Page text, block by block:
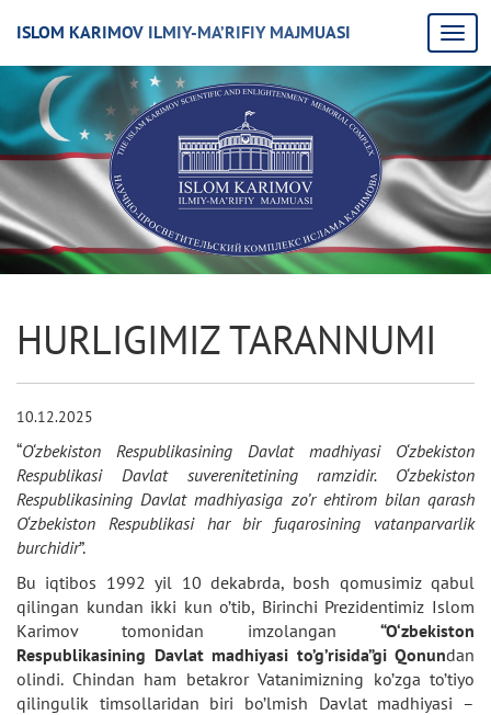
ISLOM KARIMOV ILMIY-MA’RIFIY MAJMUASI
HURLIGIMIZ TARANNUMI
10.12.2025
“O‘zbekiston Respublikasining Davlat madhiyasi O‘zbekiston
Respublikasi Davlat suverenitetining ramzidir. O‘zbekiston
Respublikasining Davlat madhiyasiga zo’r ehtirom bilan qarash
O‘zbekiston Respublikasi har bir fuqarosining vatanparvarlik
burchidir”.
Bu iqtibos 1992 yil 10 dekabrda, bosh qomusimiz qabul
qilingan kundan ikki kun o’tib, Birinchi Prezidentimiz Islom
Karimov tomonidan imzolangan “O‘zbekiston
Respublikasining Davlat madhiyasi to’g’risida”gi Qonundan
olindi. Chindan ham betakror Vatanimizning ko’zga to’tiyo
qilingulik timsollaridan biri bo’lmish Davlat madhiyasi –